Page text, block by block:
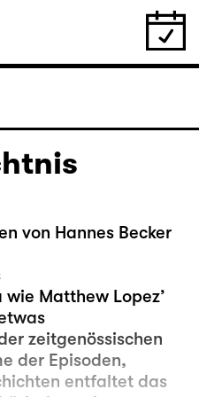
von Hannes Becker
Matthew Lopez’
zeitgenössischen
der Episoden,
entfaltet das